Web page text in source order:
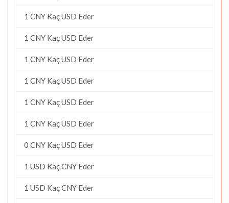
1 CNY Kaç USD Eder
1 CNY Kaç USD Eder
1 CNY Kaç USD Eder
1 CNY Kaç USD Eder
1 CNY Kaç USD Eder
1 CNY Kaç USD Eder
0 CNY Kaç USD Eder
1 USD Kaç CNY Eder
1 USD Kaç CNY Eder